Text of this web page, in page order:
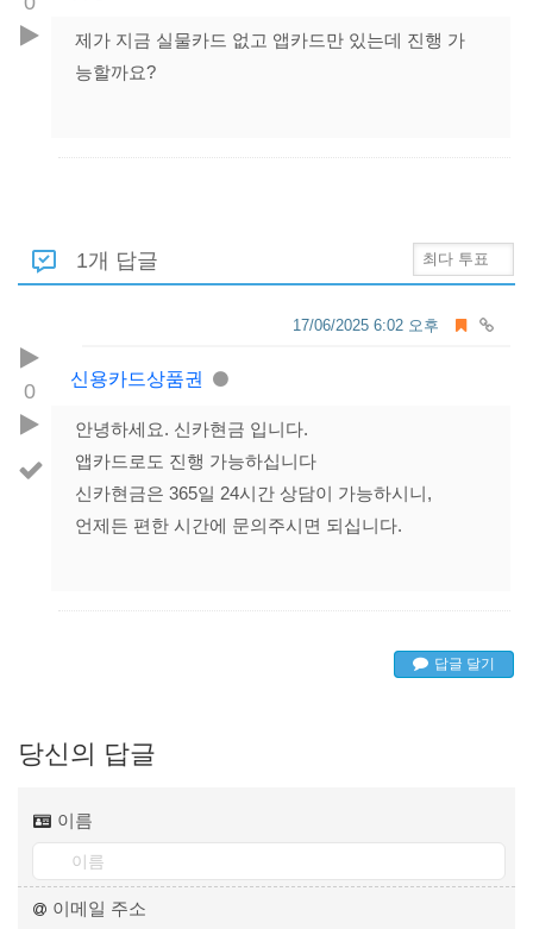
제가 지금 실물카드 없고 앱카드만 있는데 진행 가
능할까요?
1개 답글
0
17/06/2025 6:02 오후
신용카드상품권
안녕하세요. 신카현금 입니다.
앱카드로도 진행 가능하십니다
신카현금은 365일 24시간 상담이 가능하시니,
언제든 편한 시간에 문의주시면 되십니다.
답글 달기
당신의 답글
이름
이메일 주소